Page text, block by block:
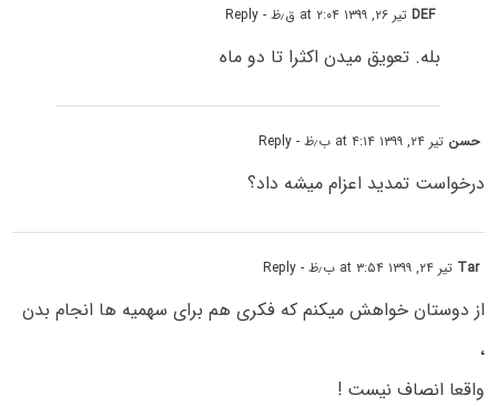
DEFتیر ۲۶, ۱۳۹۹ at ۲:۰۴ ق٫ظ - Reply
بله. تعویق میدن اکثرا تا دو ماه
حسن تیر ۲۴, ۱۳۹۹ at ۴:۱۴ ب٫ظ - Reply
درخواست تمدید اعزام میشه داد؟
Tar تیر ۲۴, ۱۳۹۹ at ۳:۵۴ ب٫ظ - Reply
از دوستان خواهش میکنم که فکری هم برای سهمیه ها انجام بدن
،
واقعا انصاف نیست !